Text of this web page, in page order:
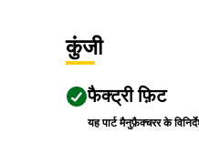
कुंजी
फैक्ट्री फ़िट
यह पार्ट मैनुफ़ैक्चरर के